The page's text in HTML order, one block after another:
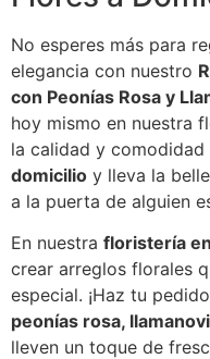
No esperes más para
elegancia con nuestro
con Peonías Rosa y
hoy mismo en nuestra
la calidad y
domicilio y lleva la
a la puerta de alguien
En nuestra floristería
crear arreglos florales
especial. ¡Haz tu
peonías rosa,
lleven un toque de